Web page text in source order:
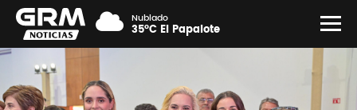
Nublado
35°C El Papalote